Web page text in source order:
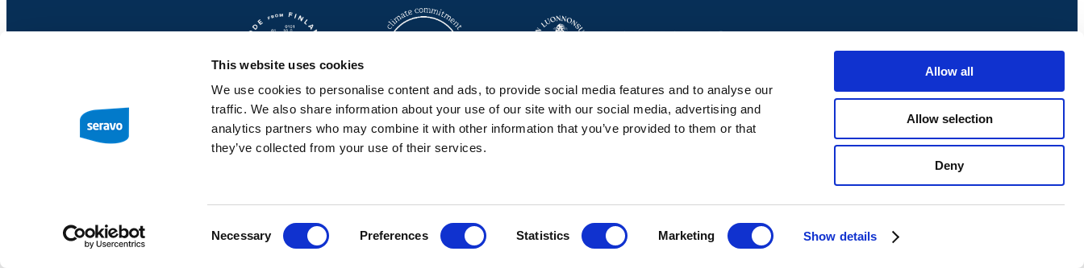
This website uses cookies
We use cookies to personalise content and ads, to provide social media features and to analyse our
traffic. We also share information about your use of our site with our social media, advertising and
analytics partners who may combine it with other information that you’ve provided to them or that
they’ve collected from your use of their services.
Necessary Preferences Statistics Marketing Show details
Allow all
Allow selection
Deny
Seravo GitHubissa
Seravo LinkedInissä
Seravo Facebookissa
Seravo Instagramissa
Seravo X:ssäSeravo YouTubessa
Seravo Blueskyssa